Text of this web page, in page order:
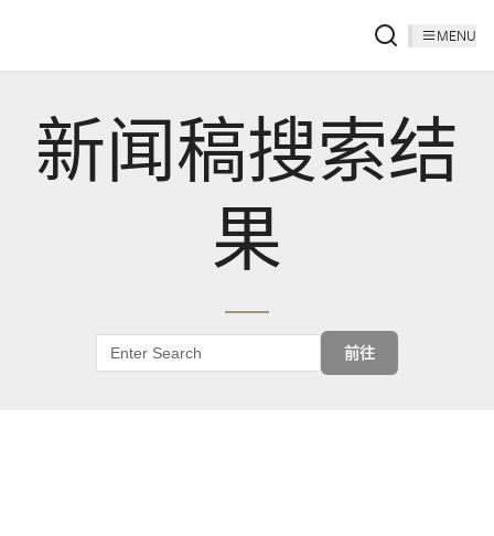
MENU
新闻稿搜索结
果
前往